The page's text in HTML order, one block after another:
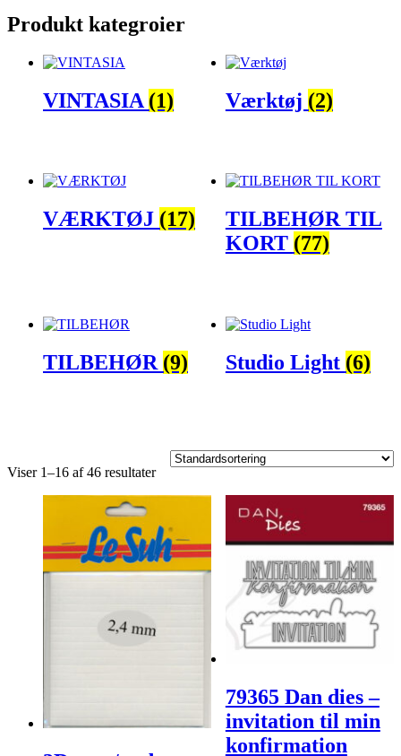
Produkt kategroier
VINTASIA (1) Værktøj (2)
VÆRKTØJ (17)
TILBEHØR TIL
KORT (77)
TILBEHØR (9) Studio Light (6)
Viser 1–16 af 46 resultater
79365 Dan dies –
invitation til min
konfirmation